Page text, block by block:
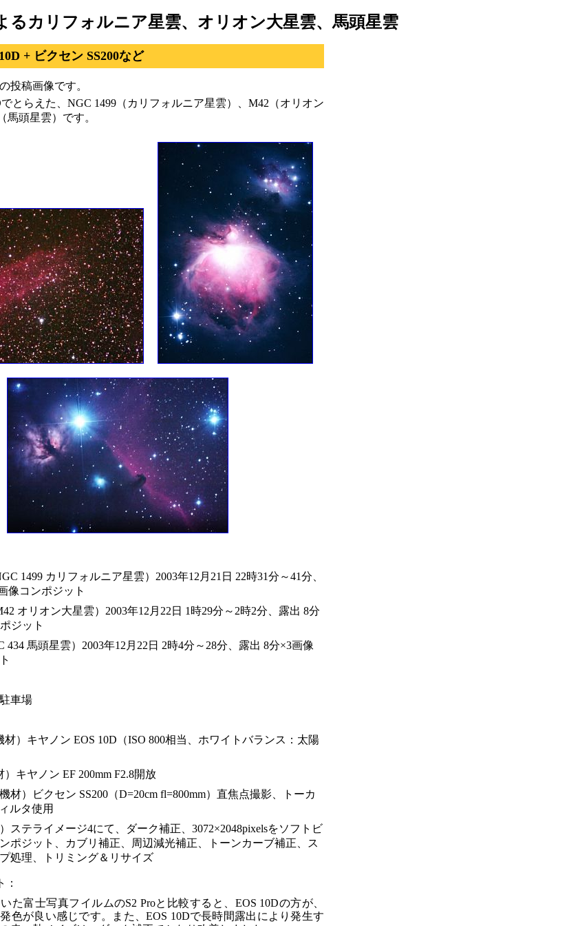
るカリフォルニア星雲、オリオン大星雲、馬頭星雲
+ ビクセン SS200など
投稿画像です。
とらえた、NGC 1499（カリフォルニア星雲）、M42（オリオン
馬頭星雲）です。
1499 カリフォルニア星雲）2003年12月21日 22時31分～41分、
像コンポジット
オリオン大星雲）2003年12月22日 1時29分～2時2分、露出 8分
ジット
434 馬頭星雲）2003年12月22日 2時4分～28分、露出 8分×3画像
車場
材）キヤノン EOS 10D（ISO 800相当、ホワイトバランス：太陽
）キヤノン EF 200mm F2.8開放
機材）ビクセン SS200（D=20cm fl=800mm）直焦点撮影、トーカ
ルタ使用
）ステライメージ4にて、ダーク補正、3072×2048pixelsをソフトビ
ポジット、カブリ補正、周辺減光補正、トーンカーブ補正、ス
処理、トリミング＆リサイズ
：
た富士写真フイルムのS2 Proと比較すると、EOS 10Dの方が、
色が良い感じです。また、EOS 10Dで長時間露出により発生す